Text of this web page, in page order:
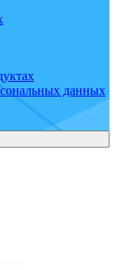
данных